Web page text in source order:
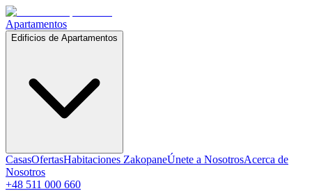
Apartamentos
Edificios de Apartamentos
CasasOfertasHabitaciones ZakopaneÚnete a NosotrosAcerca de
Nosotros
+48 511 000 660